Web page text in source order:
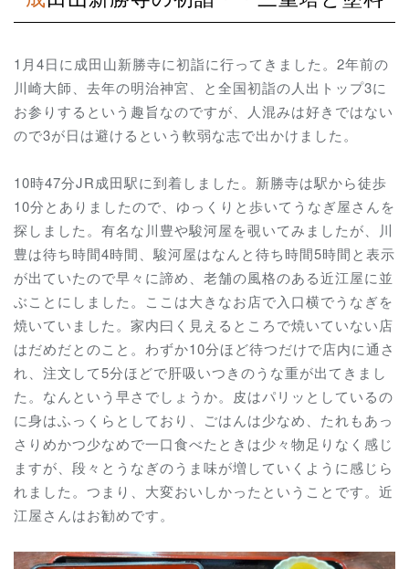
1月4日に成田山新勝寺に初詣に行ってきました。2年前の
川崎大師、去年の明治神宮、と全国初詣の人出トップ3に
お参りするという趣旨なのですが、人混みは好きではない
ので3が日は避けるという軟弱な志で出かけました。
10時47分JR成田駅に到着しました。新勝寺は駅から徒歩
10分とありましたので、ゆっくりと歩いてうなぎ屋さんを
探しました。有名な川豊や駿河屋を覗いてみましたが、川
豊は待ち時間4時間、駿河屋はなんと待ち時間5時間と表示
が出ていたので早々に諦め、老舗の風格のある近江屋に並
ぶことにしました。ここは大きなお店で入口横でうなぎを
焼いていました。家内曰く見えるところで焼いていない店
はだめだとのこと。わずか10分ほど待つだけで店内に通さ
れ、注文して5分ほどで肝吸いつきのうな重が出てきまし
た。なんという早さでしょうか。皮はパリッとしているの
に身はふっくらとしており、ごはんは少なめ、たれもあっ
さりめかつ少なめで一口食べたときは少々物足りなく感じ
ますが、段々とうなぎのうま味が増していくように感じら
れました。つまり、大変おいしかったということです。近
江屋さんはお勧めです。